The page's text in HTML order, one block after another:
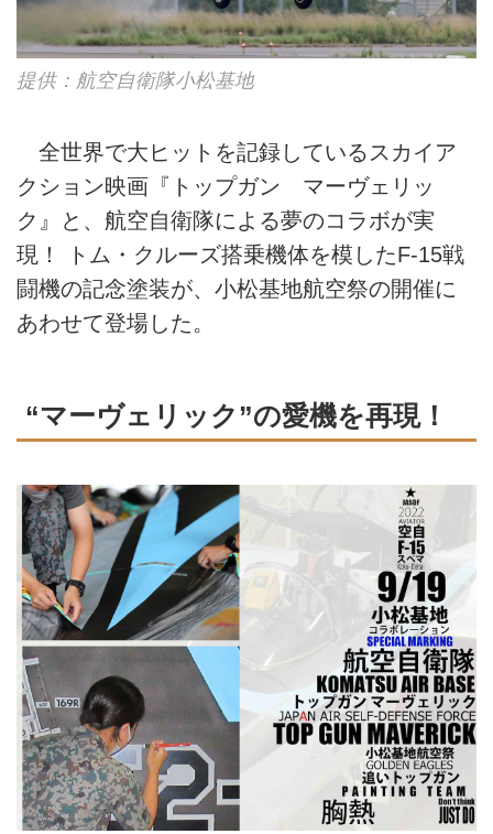
提供：航空自衛隊小松基地
全世界で大ヒットを記録しているスカイア
クション映画『トップガン マーヴェリッ
ク』と、航空自衛隊による夢のコラボが実
現！ トム・クルーズ搭乗機体を模したF-15戦
闘機の記念塗装が、小松基地航空祭の開催に
あわせて登場した。
“マーヴェリック”の愛機を再現！